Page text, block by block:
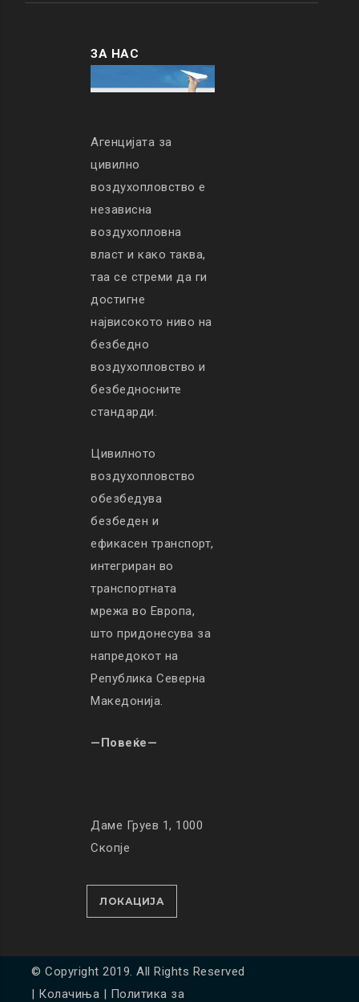
ЗА НАС
Агенцијата за
цивилно
воздухопловство е
независна
воздухопловна
власт и како таква,
таа се стреми да ги
достигне
највисокото ниво на
безбедно
воздухопловство и
безбедносните
стандарди.
Цивилното
воздухопловство
обезбедува
безбеден и
ефикасен транспорт,
интегриран во
транспортната
мрежа во Европа,
што придонесува за
напредокот на
Република Северна
Македонија.
—Повеќе—
Даме Груев 1, 1000
Скопје
ЛОКАЦИЈА
© Copyright 2019. All Rights Reserved
| Колачиња | Политика за